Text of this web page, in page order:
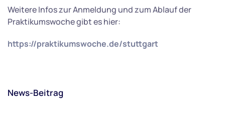
Weitere Infos zur Anmeldung und zum Ablauf der
Praktikumswoche gibt es hier:
https://praktikumswoche.de/stuttgart
News-Beitrag